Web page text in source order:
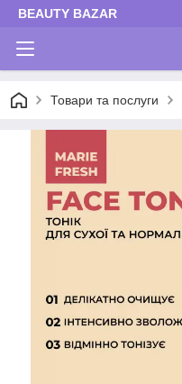
BEAUTY BAZAR
Товари та послуги